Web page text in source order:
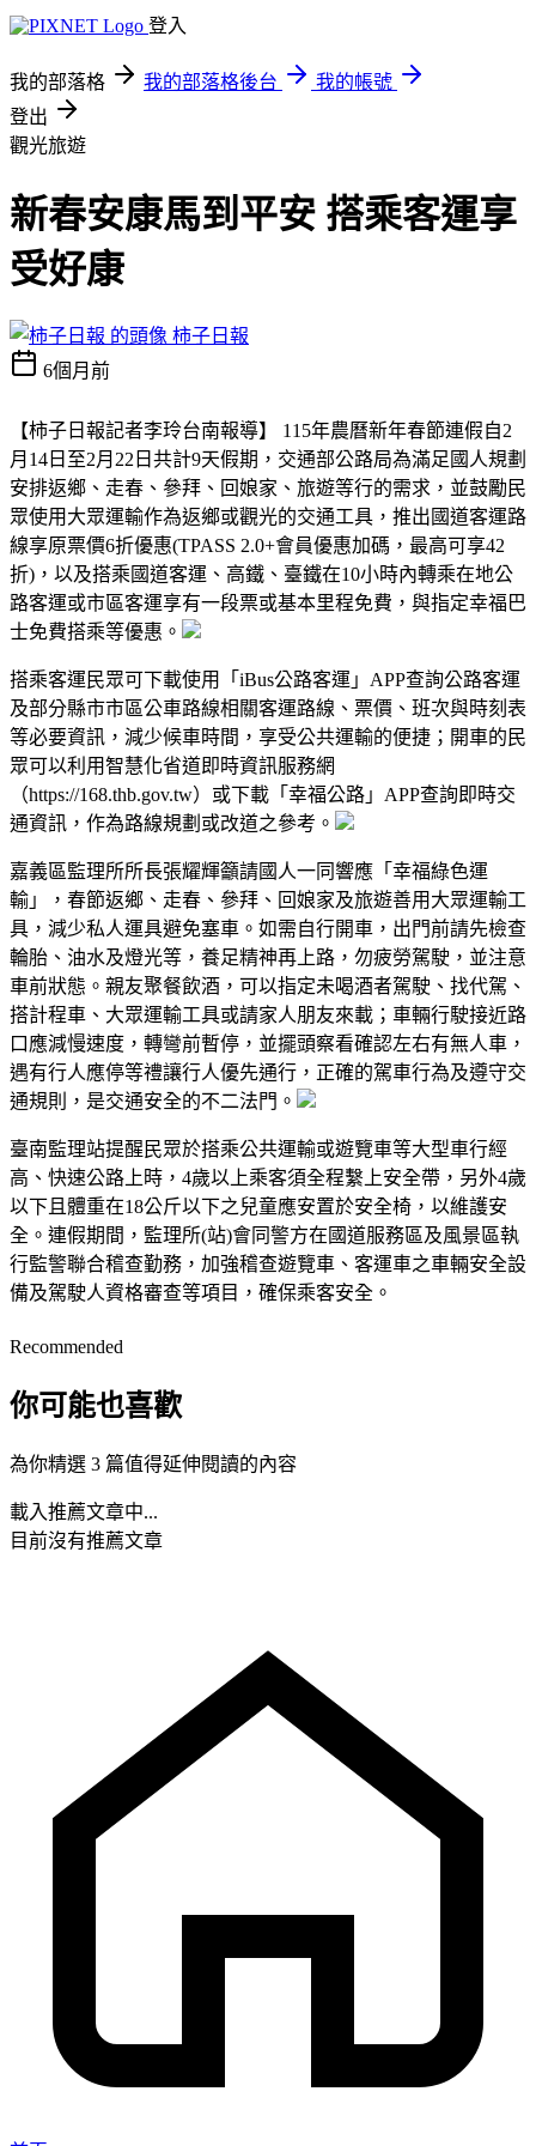
登入
我的部落格 我的部落格後台
我的帳號
登出
觀光旅遊
新春安康馬到平安 搭乘客運享
受好康
柿子日報
6個月前
【柿子日報記者李玲台南報導】 115年農曆新年春節連假自2
月14日至2月22日共計9天假期，交通部公路局為滿足國人規劃
安排返鄉、走春、參拜、回娘家、旅遊等行的需求，並鼓勵民
眾使用大眾運輸作為返鄉或觀光的交通工具，推出國道客運路
線享原票價6折優惠(TPASS 2.0+會員優惠加碼，最高可享42
折)，以及搭乘國道客運、高鐵、臺鐵在10小時內轉乘在地公
路客運或市區客運享有一段票或基本里程免費，與指定幸福巴
士免費搭乘等優惠。
搭乘客運民眾可下載使用「iBus公路客運」APP查詢公路客運
及部分縣市市區公車路線相關客運路線、票價、班次與時刻表
等必要資訊，減少候車時間，享受公共運輸的便捷；開車的民
眾可以利用智慧化省道即時資訊服務網
（https://168.thb.gov.tw）或下載「幸福公路」APP查詢即時交
通資訊，作為路線規劃或改道之參考。
嘉義區監理所所長張耀輝籲請國人一同響應「幸福綠色運
輸」，春節返鄉、走春、參拜、回娘家及旅遊善用大眾運輸工
具，減少私人運具避免塞車。如需自行開車，出門前請先檢查
輪胎、油水及燈光等，養足精神再上路，勿疲勞駕駛，並注意
車前狀態。親友聚餐飲酒，可以指定未喝酒者駕駛、找代駕、
搭計程車、大眾運輸工具或請家人朋友來載；車輛行駛接近路
口應減慢速度，轉彎前暫停，並擺頭察看確認左右有無人車，
遇有行人應停等禮讓行人優先通行，正確的駕車行為及遵守交
通規則，是交通安全的不二法門。
臺南監理站提醒民眾於搭乘公共運輸或遊覽車等大型車行經
高、快速公路上時，4歲以上乘客須全程繫上安全帶，另外4歲
以下且體重在18公斤以下之兒童應安置於安全椅，以維護安
全。連假期間，監理所(站)會同警方在國道服務區及風景區執
行監警聯合稽查勤務，加強稽查遊覽車、客運車之車輛安全設
備及駕駛人資格審查等項目，確保乘客安全。
Recommended
你可能也喜歡
為你精選 3 篇值得延伸閱讀的內容
載入推薦文章中...
目前沒有推薦文章